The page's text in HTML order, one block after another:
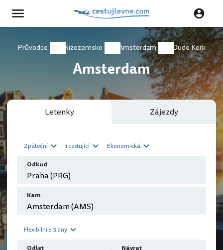
Průvodce Nizozemsko Amsterdam Oude Kerk
Amsterdam
Letenky Zájezdy
Zpáteční 1 cestující Ekonomická
Odkud
Kam
Flexibilní ± 3 dny
Odlet Návrat